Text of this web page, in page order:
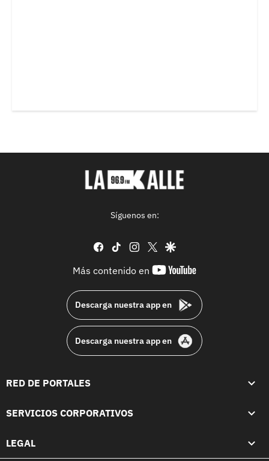
Síguenos en:
facebook
tiktok instagram
twittergoogle
Más contenido en
youtube-
Descarga nuestra app en
Descarga nuestra app en
RED DE PORTALES
SERVICIOS CORPORATIVOS
LEGAL